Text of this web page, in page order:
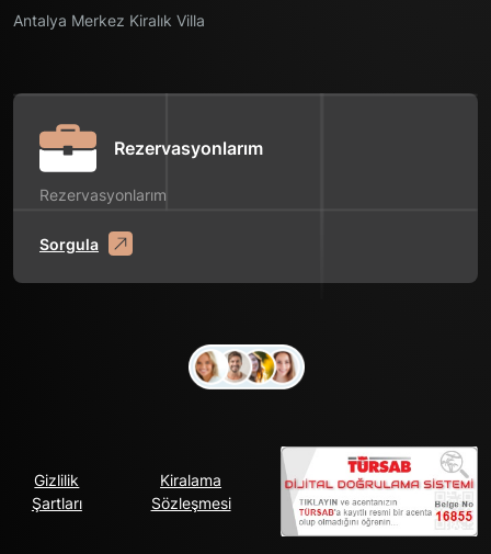
Antalya Merkez Kiralık Villa
Rezervasyonlarım
Rezervasyonlarım
Sorgula
Gizlilik
Şartları
Kiralama
Sözleşmesi